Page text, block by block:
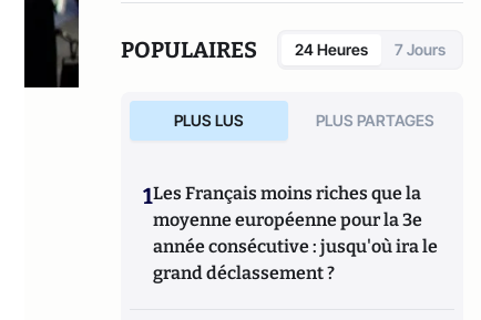
POPULAIRES 24 Heures 7 Jours
PLUS LUS PLUS PARTAGES
1Les Français moins riches que la
moyenne européenne pour la 3e
année consécutive : jusqu'où ira le
grand déclassement ?